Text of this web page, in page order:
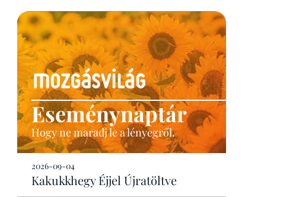
Eseménynaptár
Hogy ne maradj le a lényegről.
2026-09-04
Kakukkhegy Éjjel Újratöltve